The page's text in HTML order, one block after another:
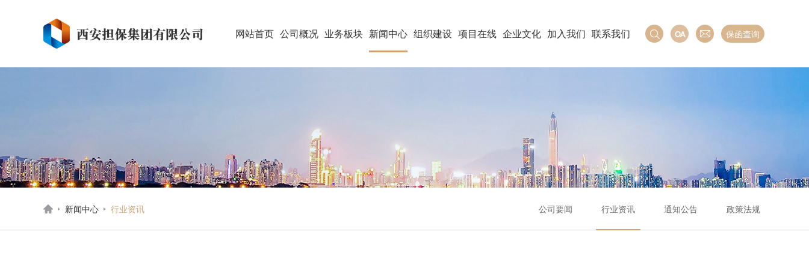
保函查询
网站首页 公司概况 业务板块 新闻中心 组织建设 项目在线 企业文化 加入我们 联系我们
新闻中心 行业资讯 公司要闻 行业资讯 通知公告 政策法规